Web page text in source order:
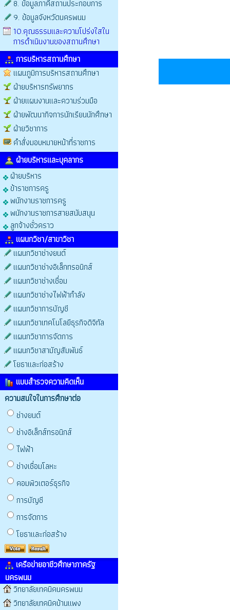
8. ข้อมูลภาคีสถานประกอบการ
9. ข้อมูลจังหวัดนครพนม
10.คุณธรรมและความโปร่งใสใน
การดำเนินงานของสถานศึกษา
การบริหารสถานศึกษา
แผนภูมิการบริหารสถานศึกษา
ฝ่ายบริหารทรัพยากร
ฝ่ายแผนงานและความร่วมมือ
ฝ่ายพัฒนากิจการนักเรียนนักศึกษา
ฝ่ายวิชาการ
คำสั่งมอบหมายหน้าที่ราชการ
ฝ่ายบริหารและบุคลากร
ฝ่ายบริหาร
ข้าราชการครู
พนักงานราชการครู
พนักงานราชการสายสนับสนุน
ลูกจ้างชั่วคราว
แผนกวิชา/สาขาวิชา
แผนกวิชาช่างยนต์
แผนกวิชาช่างอิเล็กทรอนิกส์
แผนกวิชาช่างเชื่อม
แผนกวิชาช่างไฟฟ้ากำลัง
แผนกวิชาการบัญชี
แผนกวิชาเทคโนโลยีธุรกิจดิจิทัล
แผนกวิชาการจัดการ
แผนกวิชาสามัญสัมพันธ์
โยธาและก่อสร้าง
แบบสำรวจความคิดเห็น
ความสนใจในการศึกษาต่อ
ช่างยนต์
ช่างอิเล็กส์ทรอนิกส์
ไฟฟ้า
ช่างเชื่อมโลหะ
คอมพิวเตอร์ธุรกิจ
การบัญชี
การจัดการ
โยธาและก่อสร้าง
เครือข่ายอาชีวศึกษาภาครัฐ
นครพนม
วิทยาลัยเทคนิคนครพนม
วิทยาลัยเทคนิคบ้านแพง